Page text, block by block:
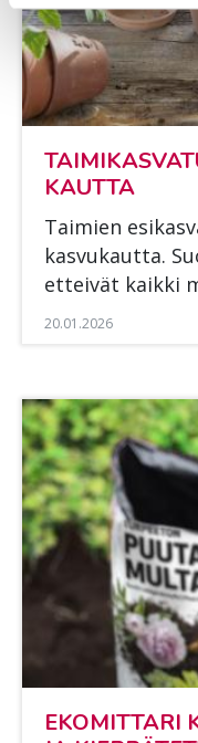
KAUT­TA
Tai­mien
kas­vu­kaut­ta.
et­tei­vät kaik­ki
20.01.2026
EKO­MIT­TA­RI